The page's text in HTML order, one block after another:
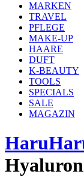
MARKEN
TRAVEL
PFLEGE
MAKE-UP
HAARE
DUFT
K-BEAUTY
TOOLS
SPECIALS
SALE
MAGAZIN